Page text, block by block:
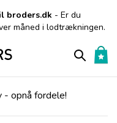
broders.dk - Er du
måned i lodtrækningen.
- opnå fordele!